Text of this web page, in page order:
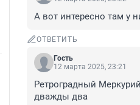
А вот интересно там у
ОТВЕТИТЬ
Гость
12 марта 2025, 23:21
Ретроградный
дважды два